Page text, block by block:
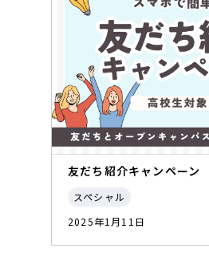
友だち紹介キャンペーン
スペシャル
2025年1月11日